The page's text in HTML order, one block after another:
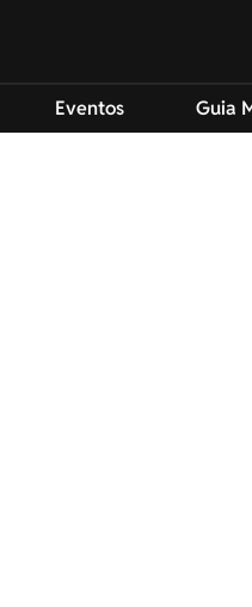
Eventos Guia